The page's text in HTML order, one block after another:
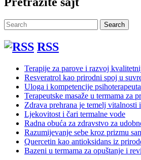
Search
for:
Search
RSS
Terapije za parove i razvoj
Resveratrol kao prirodni spoj u
Uloga i kompetencije
Terapeutske masaže u termama za
Zdrava prehrana je temelj vitalnosti
Ljekovitost i čari termalne vode
Radna obuća za zdravstvo za
Razumijevanje sebe kroz prizmu
Quercetin kao antioksidans iz
Bazeni u termama za opuštanje i